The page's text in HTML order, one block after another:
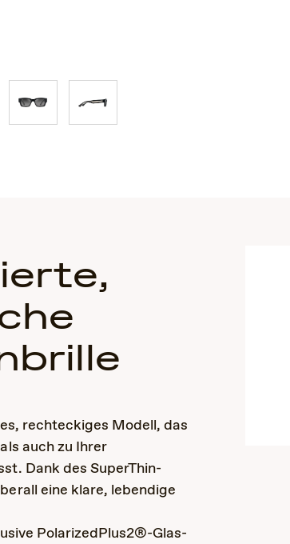
rechteckiges Modell, das
auch zu Ihrer
Dank des SuperThin-
eine klare, lebendige
PolarizedPlus2®-Glas-